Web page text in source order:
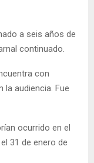
a seis años de
continuado.
con
la audiencia. Fue
ocurrido en el
31 de enero de